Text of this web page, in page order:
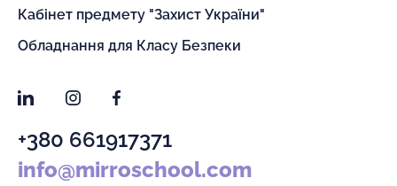
Кабінет предмету "Захист України"
Обладнання для Класу Безпеки
LinkedInInstagramFacebook
+380 661917371
info@mirroschool.com